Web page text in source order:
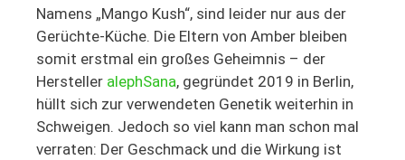
Namens „Mango Kush“, sind leider nur aus der
Gerüchte-Küche. Die Eltern von Amber bleiben
somit erstmal ein großes Geheimnis – der
Hersteller alephSana, gegründet 2019 in Berlin,
hüllt sich zur verwendeten Genetik weiterhin in
Schweigen. Jedoch so viel kann man schon mal
verraten: Der Geschmack und die Wirkung ist